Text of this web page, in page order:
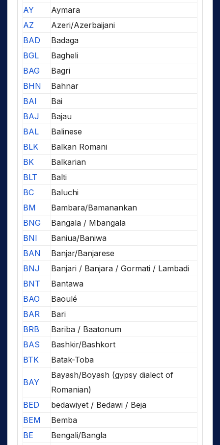
AY
Aymara
AZ
Azeri/Azerbaijani
BAD
Badaga
BGL
Bagheli
BAG
Bagri
BHN
Bahnar
BAI
Bai
BAJ
Bajau
BAL
Balinese
BLK
Balkan Romani
BK
Balkarian
BLT
Balti
BC
Baluchi
BM
Bambara/Bamanankan
BNG
Bangala / Mbangala
BNI
Baniua/Baniwa
BAN
Banjar/Banjarese
BNJ
Banjari / Banjara / Gormati / Lambadi
BNT
Bantawa
BAO
Baoulé
BAR
Bari
BRB
Bariba / Baatonum
BAS
Bashkir/Bashkort
BTK
Batak-Toba
BAY
Bayash/Boyash (gypsy dialect of
Romanian)
BED
bedawiyet / Bedawi / Beja
BEM
Bemba
BE
Bengali/Bangla